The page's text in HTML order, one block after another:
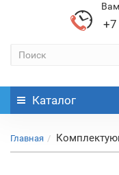
Каталог
Главная